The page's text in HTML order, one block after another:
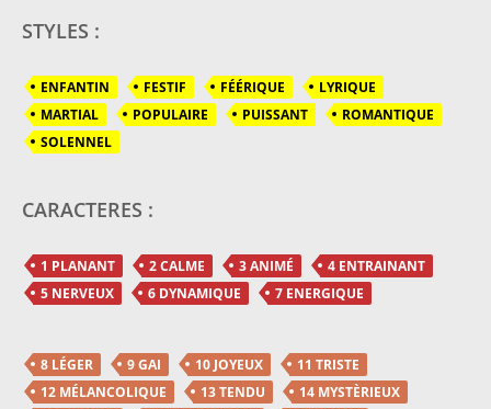
STYLES :
ENFANTIN FESTIF FÉÉRIQUE
LYRIQUE
MARTIAL
POPULAIRE PUISSANT
ROMANTIQUE
SOLENNEL
CARACTERES :
1 PLANANT 2 CALME 3 ANIMÉ
4 ENTRAINANT
5 NERVEUX
6 DYNAMIQUE 7 ENERGIQUE
8 LÉGER 9 GAI 10 JOYEUX
11 TRISTE
12 MÉLANCOLIQUE
13 TENDU
14 MYSTÈRIEUX